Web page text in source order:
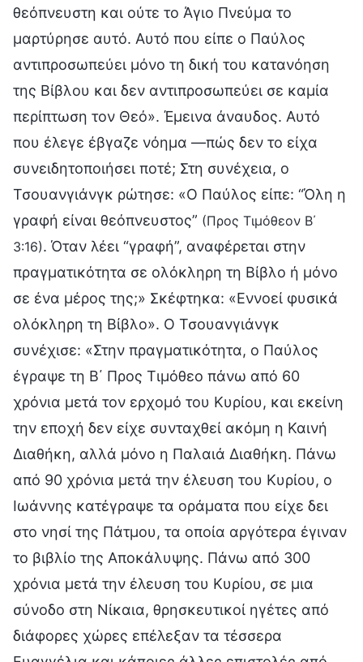
θεόπνευστη και ούτε το Άγιο Πνεύμα το
μαρτύρησε αυτό. Αυτό που είπε ο Παύλος
αντιπροσωπεύει μόνο τη δική του κατανόηση
της Βίβλου και δεν αντιπροσωπεύει σε καμία
περίπτωση τον Θεό». Έμεινα άναυδος. Αυτό
που έλεγε έβγαζε νόημα —πώς δεν το είχα
συνειδητοποιήσει ποτέ; Στη συνέχεια, ο
Τσουανγιάνγκ ρώτησε: «Ο Παύλος είπε: “Όλη η
γραφή είναι θεόπνευστος” (Προς Τιμόθεον Β΄
3:16). Όταν λέει “γραφή”, αναφέρεται στην
πραγματικότητα σε ολόκληρη τη Βίβλο ή μόνο
σε ένα μέρος της;» Σκέφτηκα: «Εννοεί φυσικά
ολόκληρη τη Βίβλο». Ο Τσουανγιάνγκ
συνέχισε: «Στην πραγματικότητα, ο Παύλος
έγραψε τη Β΄ Προς Τιμόθεο πάνω από 60
χρόνια μετά τον ερχομό του Κυρίου, και εκείνη
την εποχή δεν είχε συνταχθεί ακόμη η Καινή
Διαθήκη, αλλά μόνο η Παλαιά Διαθήκη. Πάνω
από 90 χρόνια μετά την έλευση του Κυρίου, ο
Ιωάννης κατέγραψε τα οράματα που είχε δει
στο νησί της Πάτμου, τα οποία αργότερα έγιναν
το βιβλίο της Αποκάλυψης. Πάνω από 300
χρόνια μετά την έλευση του Κυρίου, σε μια
σύνοδο στη Νίκαια, θρησκευτικοί ηγέτες από
διάφορες χώρες επέλεξαν τα τέσσερα